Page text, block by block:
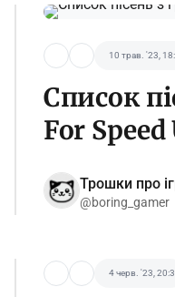
10 трав. '23,
Список
For
Трошки про
@boring_gamer
4 черв. '23,